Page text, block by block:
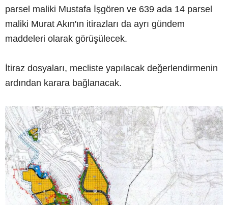
parsel maliki Mustafa İşgören ve 639 ada 14 parsel
maliki Murat Akın'ın itirazları da ayrı gündem
maddeleri olarak görüşülecek.
İtiraz dosyaları, mecliste yapılacak değerlendirmenin
ardından karara bağlanacak.